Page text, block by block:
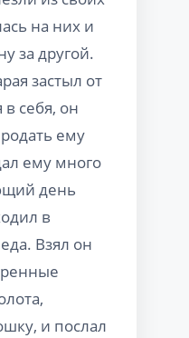
на них и
за другой.
застыл от
себя, он
ему
ему много
день
в
Взял он
и послал